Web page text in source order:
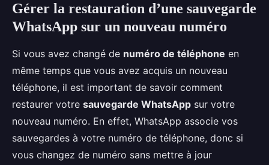
Gérer la restauration d’une sauvegarde
WhatsApp sur un nouveau numéro
Si vous avez changé de numéro de téléphone en
même temps que vous avez acquis un nouveau
téléphone, il est important de savoir comment
restaurer votre sauvegarde WhatsApp sur votre
nouveau numéro. En effet, WhatsApp associe vos
sauvegardes à votre numéro de téléphone, donc si
vous changez de numéro sans mettre à jour